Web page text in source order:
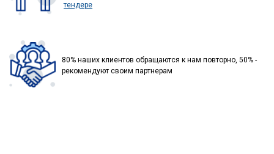
тендере
80% наших клиентов обращаются к нам повторно, 50% -
рекомендуют своим партнерам